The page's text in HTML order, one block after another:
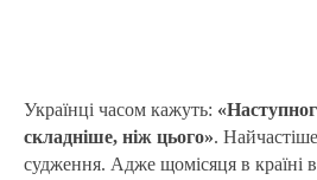
Українці часом кажуть:
складніше, ніж цього».
судження. Адже щомісяця в країні